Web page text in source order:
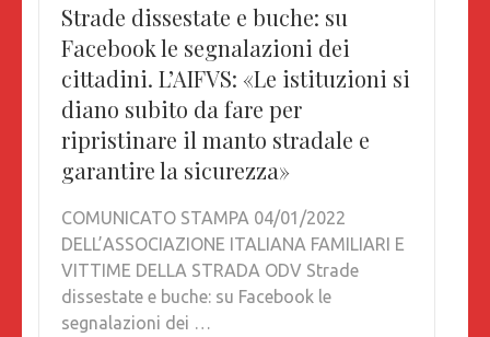
Strade dissestate e buche: su
Facebook le segnalazioni dei
cittadini. L’AIFVS: «Le istituzioni si
diano subito da fare per
ripristinare il manto stradale e
garantire la sicurezza»
COMUNICATO STAMPA 04/01/2022
DELL’ASSOCIAZIONE ITALIANA FAMILIARI E
VITTIME DELLA STRADA ODV Strade
dissestate e buche: su Facebook le
segnalazioni dei …